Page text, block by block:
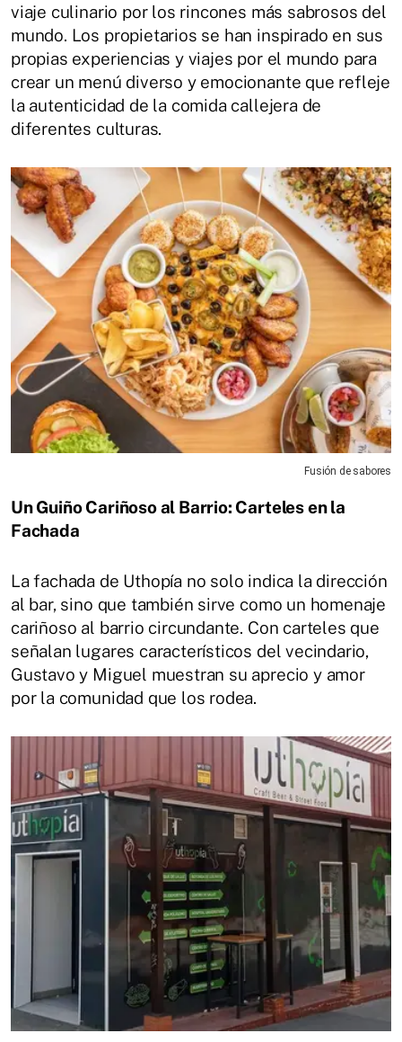
viaje culinario por los rincones más sabrosos del
mundo. Los propietarios se han inspirado en sus
propias experiencias y viajes por el mundo para
crear un menú diverso y emocionante que refleje
la autenticidad de la comida callejera de
diferentes culturas.
Fusión de sabores
Un Guiño Cariñoso al Barrio: Carteles en la
Fachada
La fachada de Uthopía no solo indica la dirección
al bar, sino que también sirve como un homenaje
cariñoso al barrio circundante. Con carteles que
señalan lugares característicos del vecindario,
Gustavo y Miguel muestran su aprecio y amor
por la comunidad que los rodea.